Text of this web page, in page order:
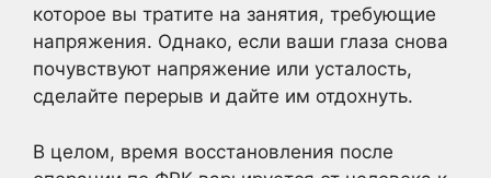
которое вы тратите на занятия, требующие
напряжения. Однако, если ваши глаза снова
почувствуют напряжение или усталость,
сделайте перерыв и дайте им отдохнуть.
В целом, время восстановления после